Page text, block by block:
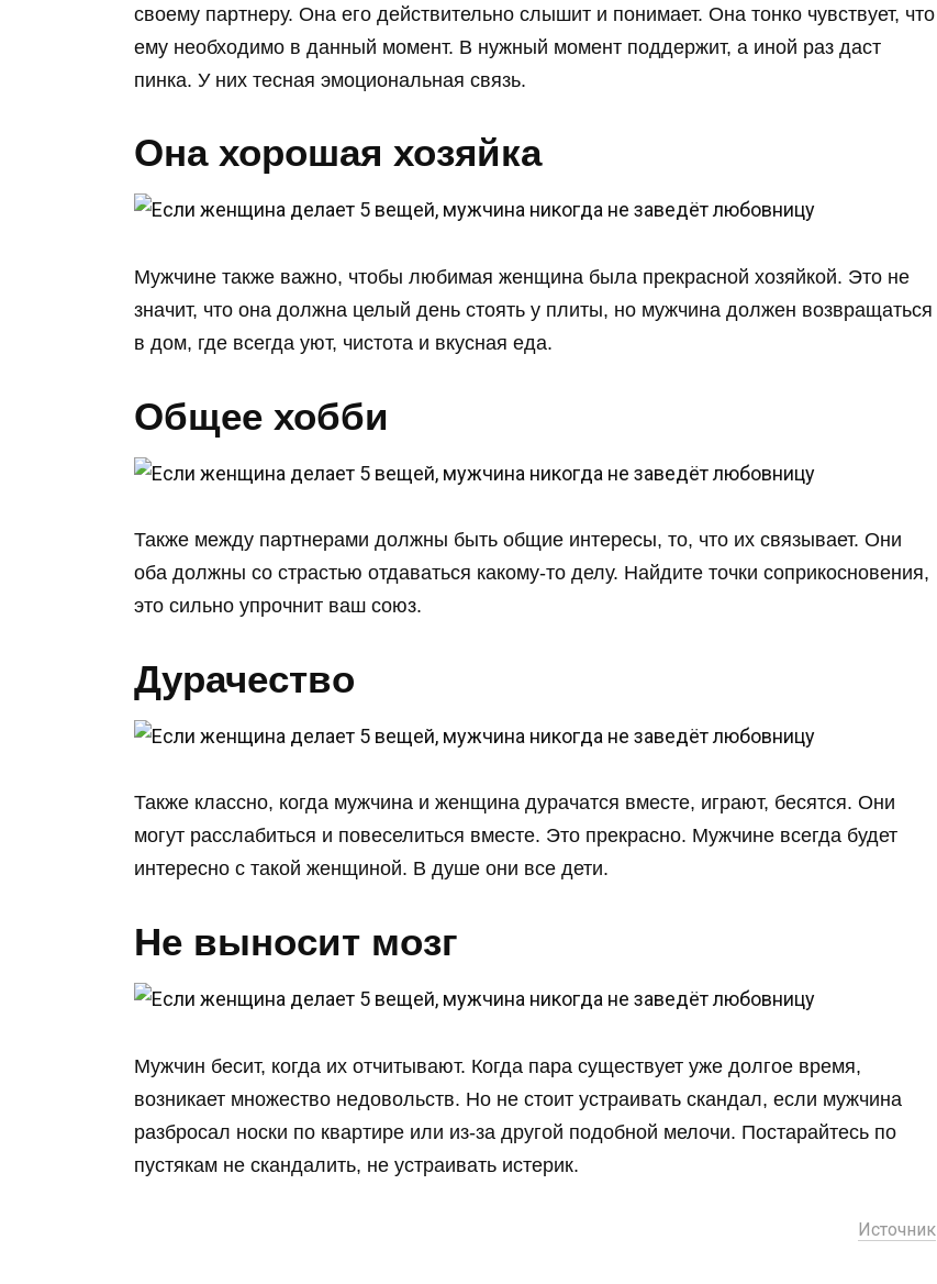
своему партнеру. Она его действительно слышит и понимает. Она тонко чувствует, что
ему необходимо в данный момент. В нужный момент поддержит, а иной раз даст
пинка. У них тесная эмоциональная связь.
Она хорошая хозяйка
Мужчине также важно, чтобы любимая женщина была прекрасной хозяйкой. Это не
значит, что она должна целый день стоять у плиты, но мужчина должен возвращаться
в дом, где всегда уют, чистота и вкусная еда.
Общее хобби
Также между партнерами должны быть общие интересы, то, что их связывает. Они
оба должны со страстью отдаваться какому-то делу. Найдите точки соприкосновения,
это сильно упрочнит ваш союз.
Дурачество
Также классно, когда мужчина и женщина дурачатся вместе, играют, бесятся. Они
могут расслабиться и повеселиться вместе. Это прекрасно. Мужчине всегда будет
интересно с такой женщиной. В душе они все дети.
Не выносит мозг
Мужчин бесит, когда их отчитывают. Когда пара существует уже долгое время,
возникает множество недовольств. Но не стоит устраивать скандал, если мужчина
разбросал носки по квартире или из-за другой подобной мелочи. Постарайтесь по
пустякам не скандалить, не устраивать истерик.
Источник